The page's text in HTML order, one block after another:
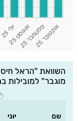
השוואת "הראל
מוגבר" למובילות
שם יוני